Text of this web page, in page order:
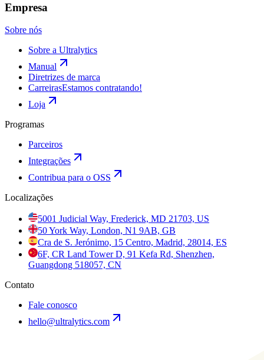
Empresa
Sobre nós
Sobre a Ultralytics
Manual
Diretrizes de marca
CarreirasEstamos contratando!
Loja
Programas
Parceiros
Integrações
Contribua para o OSS
Localizações
5001 Judicial Way, Frederick, MD 21703, US
50 York Way, London, N1 9AB, GB
Cra de S. Jerónimo, 15 Centro, Madrid, 28014, ES
6F, CR Land Tower D, 91 Kefa Rd, Shenzhen,
Guangdong 518057, CN
Contato
Fale conosco
hello@ultralytics.com